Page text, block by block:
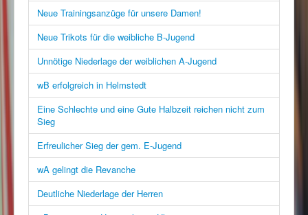
Neue Trainingsanzüge für unsere Damen!
Neue Trikots für die weibliche B-Jugend
Unnötige Niederlage der weiblichen A-Jugend
wB erfolgreich in Helmstedt
Eine Schlechte und eine Gute Halbzeit reichen nicht zum
Sieg
Erfreulicher Sieg der gem. E-Jugend
wA gelingt die Revanche
Deutliche Niederlage der Herren